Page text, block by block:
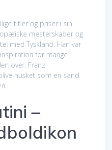
titler og priser i sin
mesterskaber og
med Tyskland. Han var
for mange
over. Franz
husket som en sand
–